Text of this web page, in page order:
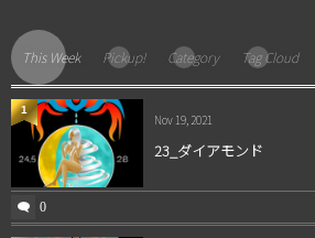
This Week Pickup! Category Tag Cloud
Nov 19, 2021
23_ダイアモンド
0
1